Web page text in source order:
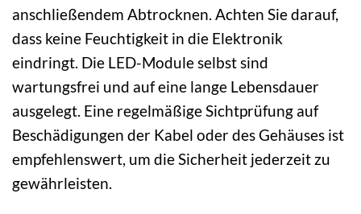
anschließendem Abtrocknen. Achten Sie darauf,
dass keine Feuchtigkeit in die Elektronik
eindringt. Die LED-Module selbst sind
wartungsfrei und auf eine lange Lebensdauer
ausgelegt. Eine regelmäßige Sichtprüfung auf
Beschädigungen der Kabel oder des Gehäuses ist
empfehlenswert, um die Sicherheit jederzeit zu
gewährleisten.